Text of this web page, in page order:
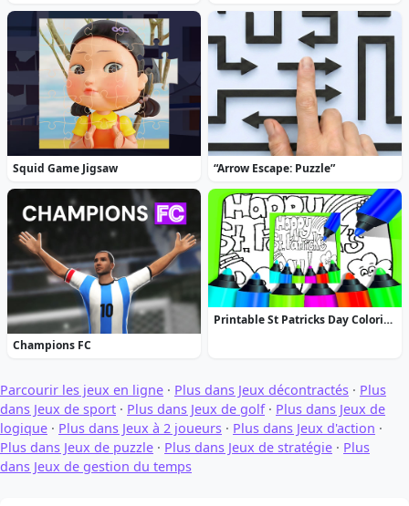
Squid Game Jigsaw “Arrow Escape: Puzzle”
Champions FC
Printable St Patricks Day Coloring Pages
Parcourir les jeux en ligne · Plus dans Jeux décontractés · Plus
dans Jeux de sport · Plus dans Jeux de golf· Plus dans Jeux de
logique · Plus dans Jeux à 2 joueurs · Plus dans Jeux d'action ·
Plus dans Jeux de puzzle · Plus dans Jeux de stratégie · Plus
dans Jeux de gestion du temps